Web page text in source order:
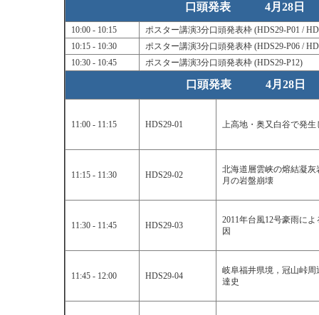
口頭発表 4月
10:00 - 10:15
ポスター講演3分口頭発表枠 (HDS29-P01 /
10:15 - 10:30
ポスター講演3分口頭発表枠 (HDS29-P06 /
10:30 - 10:45
ポスター講演3分口頭発表枠 (HDS29-P12)
口頭発表 4月
11:00 - 11:15 HDS29-01 上高地・奥又白谷で発
11:15 - 11:30 HDS29-02
北海道層雲峡の熔結凝灰
月の岩盤崩壊
11:30 - 11:45 HDS29-03
2011年台風12号豪雨に
因
11:45 - 12:00 HDS29-04
岐阜福井県境，冠山峠
達史